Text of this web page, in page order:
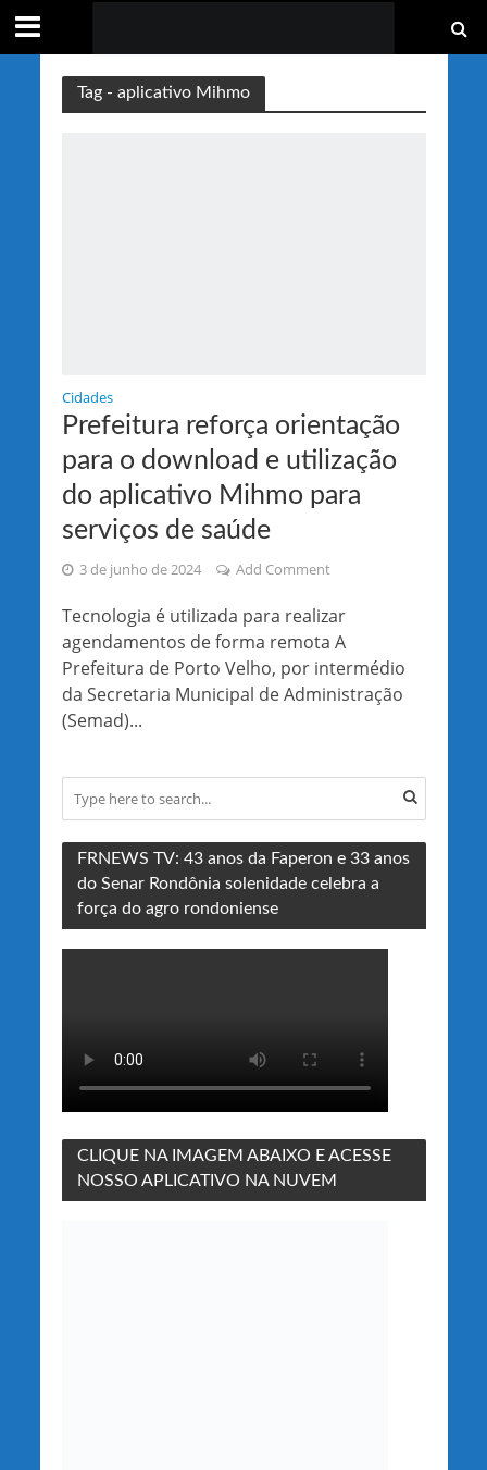
Tag - aplicativo Mihmo
Cidades
Prefeitura reforça orientação
para o download e utilização
do aplicativo Mihmo para
serviços de saúde
3 de junho de 2024 Add Comment
Tecnologia é utilizada para realizar
agendamentos de forma remota A
Prefeitura de Porto Velho, por intermédio
da Secretaria Municipal de Administração
(Semad)...
FRNEWS TV: 43 anos da Faperon e 33 anos
do Senar Rondônia solenidade celebra a
força do agro rondoniense
CLIQUE NA IMAGEM ABAIXO E ACESSE
NOSSO APLICATIVO NA NUVEM